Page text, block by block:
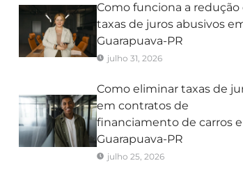
Como funciona a redução
taxas de juros abusivos
Guarapuava-PR
julho 31, 2026
Como eliminar taxas de
em contratos de
financiamento de carros
Guarapuava-PR
julho 25, 2026